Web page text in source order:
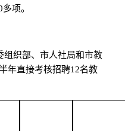
项。
组织部、市人社局和市教
年直接考核招聘12名教